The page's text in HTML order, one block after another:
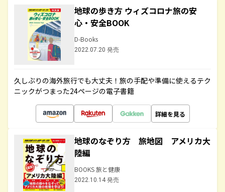
地球の歩き方 ウィズコロナ旅の安
心・安全BOOK
D-Books
2022.07.20 発売
久しぶりの海外旅行でも大丈夫！旅の手配や準備に使えるテク
ニックがつまった24ページの電子書籍
詳細を見る
地球のなぞり方 旅地図 アメリカ大
陸編
BOOKS 旅と健康
2022.10.14 発売